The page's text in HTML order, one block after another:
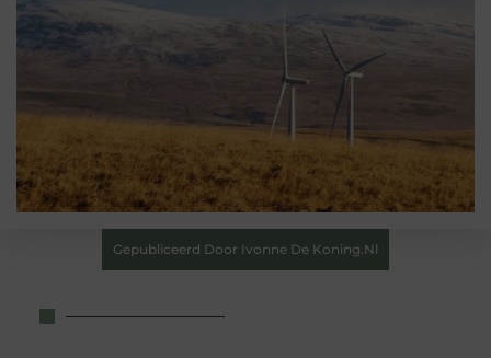
Gepubliceerd Door Ivonne De Koning.nl